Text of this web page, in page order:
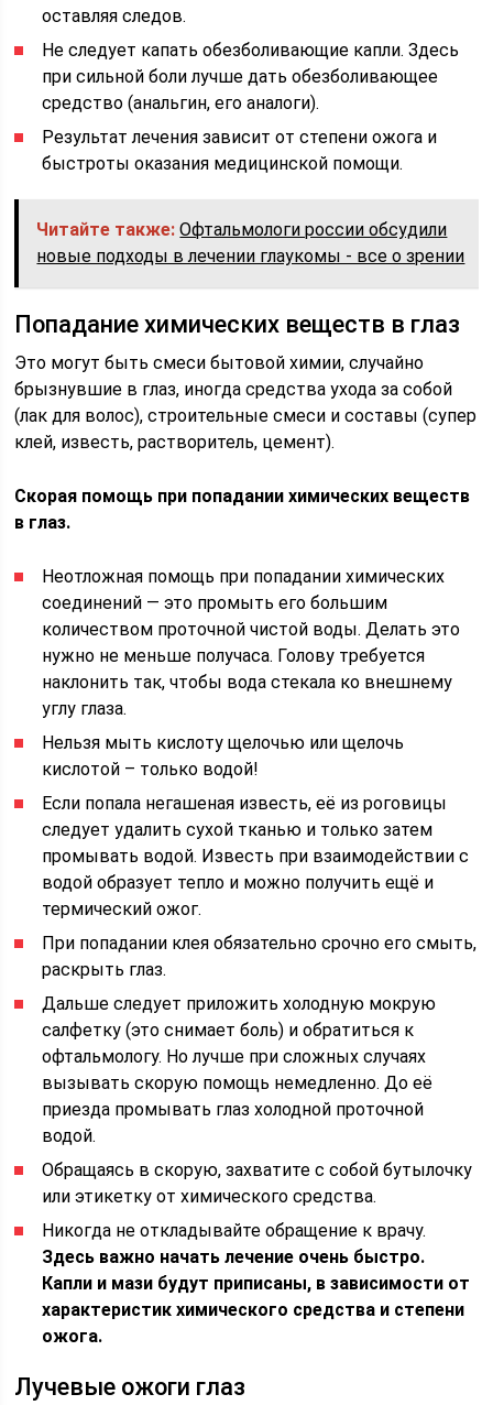
оставляя следов.
Не следует капать обезболивающие капли. Здесь
при сильной боли лучше дать обезболивающее
средство (анальгин, его аналоги).
Результат лечения зависит от степени ожога и
быстроты оказания медицинской помощи.
Читайте также: Офтальмологи россии обсудили
новые подходы в лечении глаукомы - все о зрении
Попадание химических веществ в глаз
Это могут быть смеси бытовой химии, случайно
брызнувшие в глаз, иногда средства ухода за собой
(лак для волос), строительные смеси и составы (супер
клей, известь, растворитель, цемент).
Скорая помощь при попадании химических веществ
в глаз.
Неотложная помощь при попадании химических
соединений — это промыть его большим
количеством проточной чистой воды. Делать это
нужно не меньше получаса. Голову требуется
наклонить так, чтобы вода стекала ко внешнему
углу глаза.
Нельзя мыть кислоту щелочью или щелочь
кислотой – только водой!
Если попала негашеная известь, её из роговицы
следует удалить сухой тканью и только затем
промывать водой. Известь при взаимодействии с
водой образует тепло и можно получить ещё и
термический ожог.
При попадании клея обязательно срочно его смыть,
раскрыть глаз.
Дальше следует приложить холодную мокрую
салфетку (это снимает боль) и обратиться к
офтальмологу. Но лучше при сложных случаях
вызывать скорую помощь немедленно. До её
приезда промывать глаз холодной проточной
водой.
Обращаясь в скорую, захватите с собой бутылочку
или этикетку от химического средства.
Никогда не откладывайте обращение к врачу.
Здесь важно начать лечение очень быстро.
Капли и мази будут приписаны, в зависимости от
характеристик химического средства и степени
ожога.
Лучевые ожоги глаз